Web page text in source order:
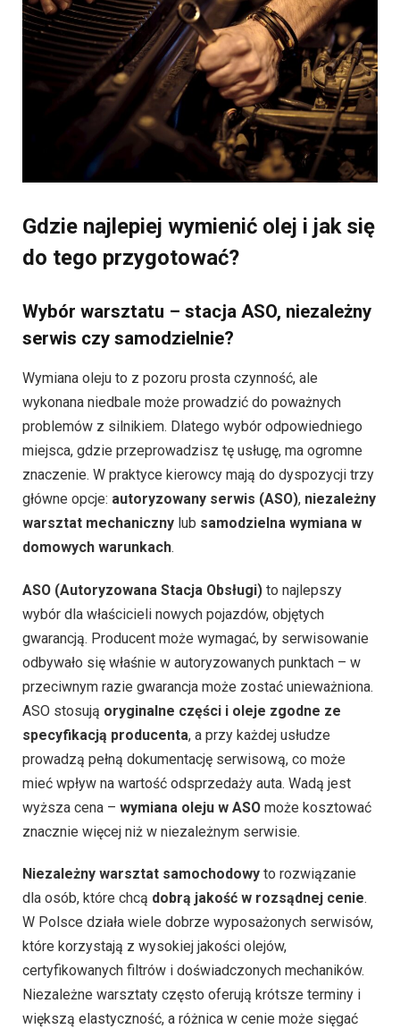
Gdzie najlepiej wymienić olej i jak się
do tego przygotować?
Wybór warsztatu – stacja ASO, niezależny
serwis czy samodzielnie?
Wymiana oleju to z pozoru prosta czynność, ale
wykonana niedbale może prowadzić do poważnych
problemów z silnikiem. Dlatego wybór odpowiedniego
miejsca, gdzie przeprowadzisz tę usługę, ma ogromne
znaczenie. W praktyce kierowcy mają do dyspozycji trzy
główne opcje: autoryzowany serwis (ASO), niezależny
warsztat mechaniczny lub samodzielna wymiana w
domowych warunkach.
ASO (Autoryzowana Stacja Obsługi) to najlepszy
wybór dla właścicieli nowych pojazdów, objętych
gwarancją. Producent może wymagać, by serwisowanie
odbywało się właśnie w autoryzowanych punktach – w
przeciwnym razie gwarancja może zostać unieważniona.
ASO stosują oryginalne części i oleje zgodne ze
specyfikacją producenta, a przy każdej usłudze
prowadzą pełną dokumentację serwisową, co może
mieć wpływ na wartość odsprzedaży auta. Wadą jest
wyższa cena – wymiana oleju w ASO może kosztować
znacznie więcej niż w niezależnym serwisie.
Niezależny warsztat samochodowy to rozwiązanie
dla osób, które chcą dobrą jakość w rozsądnej cenie.
W Polsce działa wiele dobrze wyposażonych serwisów,
które korzystają z wysokiej jakości olejów,
certyfikowanych filtrów i doświadczonych mechaników.
Niezależne warsztaty często oferują krótsze terminy i
większą elastyczność, a różnica w cenie może sięgać